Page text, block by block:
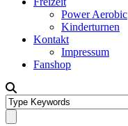
Power Aerobic
Kinderturnen
Kontakt
Impressum
Fanshop